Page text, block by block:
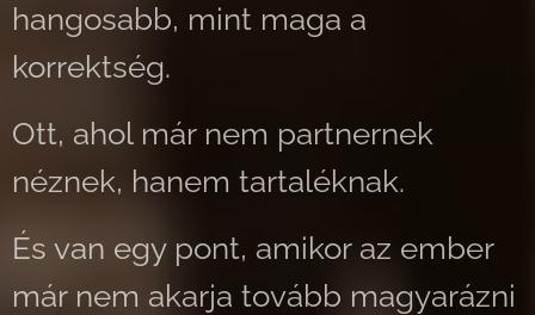
hangosabb, mint maga a
korrektség.
Ott, ahol már nem partnernek
néznek, hanem tartaléknak.
És van egy pont, amikor az ember
már nem akarja tovább magyarázni